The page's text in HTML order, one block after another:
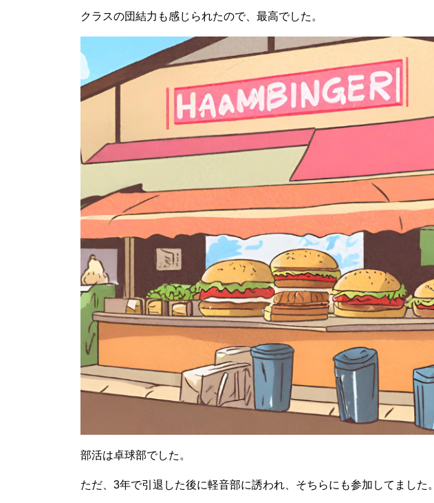
クラスの団結力も感じられたので、最高でした。
部活は卓球部でした。
ただ、3年で引退した後に軽音部に誘われ、そちらにも参加してました。